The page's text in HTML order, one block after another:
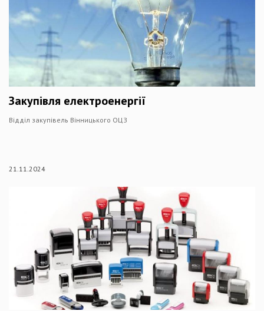
Закупівля електроенергії
Відділ закупівель Вінницького ОЦЗ
21.11.2024